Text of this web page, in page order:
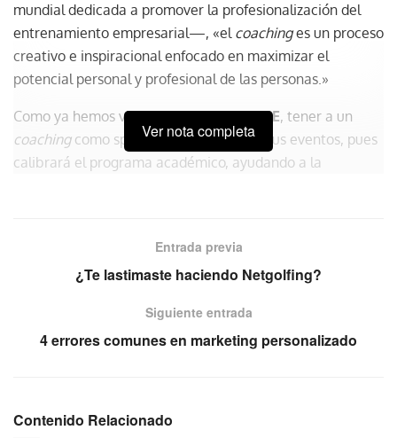
mundial dedicada a promover la profesionalización del
entrenamiento empresarial—, «el coachinges un proceso
creativo e inspiracional enfocado en maximizar el
potencial personal y profesional de las personas.»
Como ya hemos visto en la industriaMICE, tener a un
coaching como speaker será un plus en tus eventos, pues
calibrará el programa académico, ayudando a la
responsables para asegurarnos de tomar acción”, afirma
Dr. Damian Goldvarg, expresidente de la ICF.
también es una herramienta eficaz para
alcanzar las metas de una empresa, por lo que es
permite:
Ver nota completa
Entrada previa
¿Te lastimaste haciendo Netgolfing?
Siguiente entrada
4 errores comunes en marketing personalizado
Contenido Relacionado